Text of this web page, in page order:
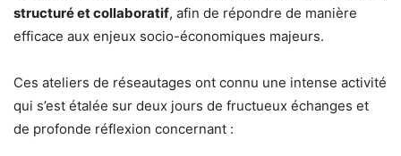
structuré et collaboratif, afin de répondre de manière
efficace aux enjeux socio-économiques majeurs.
Ces ateliers de réseautages ont connu une intense activité
qui s’est étalée sur deux jours de fructueux échanges et
de profonde réflexion concernant :